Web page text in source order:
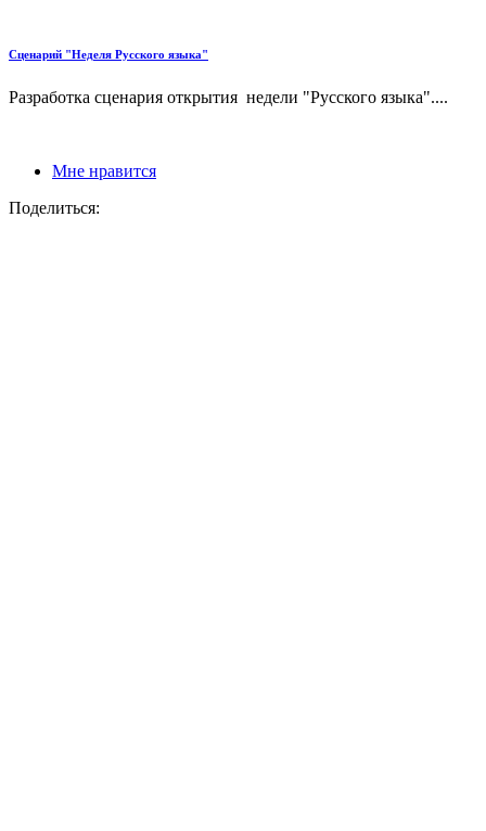
Сценарий "Неделя Русского языка"
Разработка сценария открытия недели "Русского языка"....
Мне нравится
Поделиться: